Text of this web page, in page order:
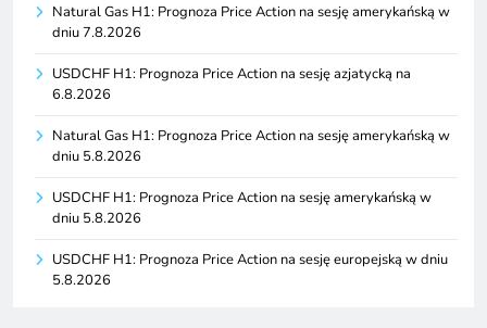
Natural Gas H1: Prognoza Price Action na sesję amerykańską w
dniu 7.8.2026
USDCHF H1: Prognoza Price Action na sesję azjatycką na
6.8.2026
Natural Gas H1: Prognoza Price Action na sesję amerykańską w
dniu 5.8.2026
USDCHF H1: Prognoza Price Action na sesję amerykańską w
dniu 5.8.2026
USDCHF H1: Prognoza Price Action na sesję europejską w dniu
5.8.2026